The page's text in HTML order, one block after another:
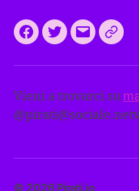
Facebook
TwitterEmailCEEP
Vieni a trovarci su
@
© 2026 Pirati.io